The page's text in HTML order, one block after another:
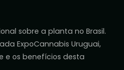
sobre a planta no Brasil.
ExpoCannabis Uruguai,
e os benefícios desta